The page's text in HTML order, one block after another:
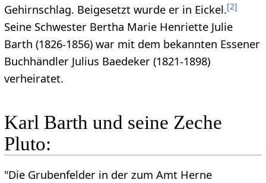
Gehirnschlag. Beigesetzt wurde er in Eickel.[2]
Seine Schwester Bertha Marie Henriette Julie
Barth (1826-1856) war mit dem bekannten Essener
Buchhändler Julius Baedeker (1821-1898)
verheiratet.
Karl Barth und seine Zeche
Pluto:
"Die Grubenfelder in der zum Amt Herne